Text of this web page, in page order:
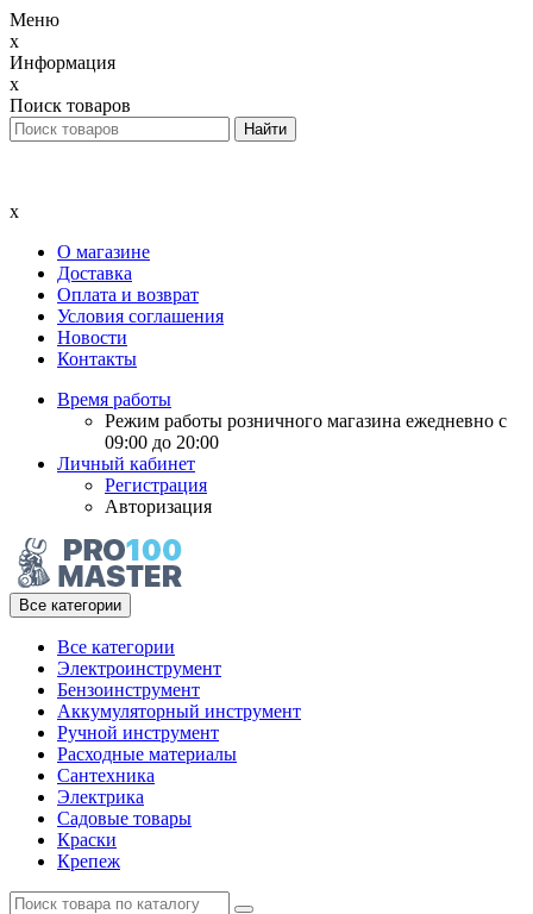
Меню
x
Информация
x
Поиск товаров
x
О магазине
Доставка
Оплата и возврат
Условия соглашения
Новости
Контакты
Время работы
Режим работы розничного магазина ежедневно с
09:00 до 20:00
Личный кабинет
Регистрация
Авторизация
Все категории
Все категории
Электроинструмент
Бензоинструмент
Аккумуляторный инструмент
Ручной инструмент
Расходные материалы
Сантехника
Электрика
Садовые товары
Краски
Крепеж